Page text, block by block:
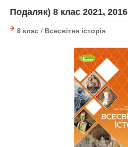
Подаляк) 8 клас 2021, 2016
8 клас / Всесвітня історія